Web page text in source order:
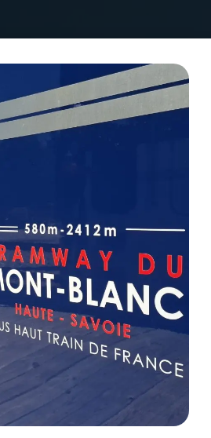
patrimoniales et
parcours-dorientation-col-de-